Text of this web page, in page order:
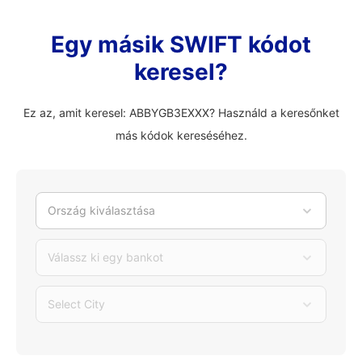
Egy másik SWIFT kódot
keresel?
Ez az, amit keresel: ABBYGB3EXXX? Használd a keresőnket
más kódok kereséséhez.
Ország kiválasztása
Válassz ki egy bankot
Select City